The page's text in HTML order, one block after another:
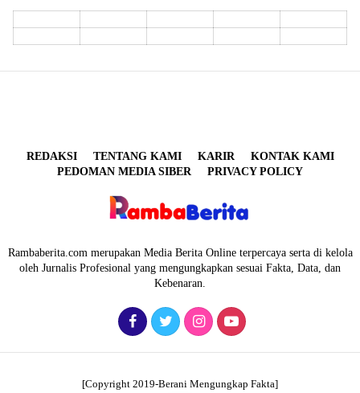
REDAKSI TENTANG KAMI KARIR
KONTAK KAMI
PEDOMAN MEDIA SIBER
PRIVACY POLICY
Rambaberita.com merupakan Media Berita Online terpercaya serta di kelola
oleh Jurnalis Profesional yang mengungkapkan sesuai Fakta, Data, dan
Kebenaran.
[Copyright 2019-Berani Mengungkap Fakta]